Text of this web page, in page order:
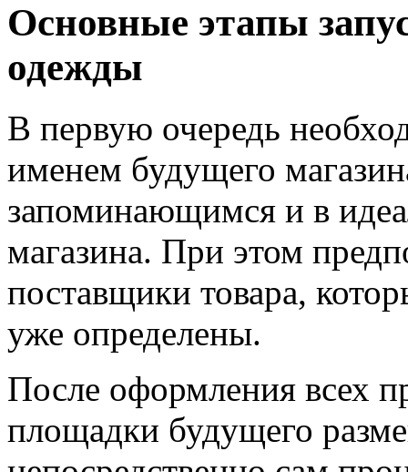
Основные этапы
одежды
В первую очередь
именем будущего
запоминающимся и в
магазина. При этом
поставщики товара,
уже определены.
После оформления всех
площадки будущего